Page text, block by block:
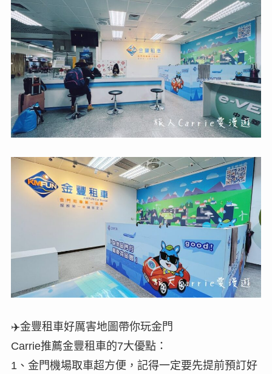
✈️金豐租車好厲害地圖帶你玩金門
Carrie推薦金豐租車的7大優點：
1、金門機場取車超方便，記得一定要先提前預訂好